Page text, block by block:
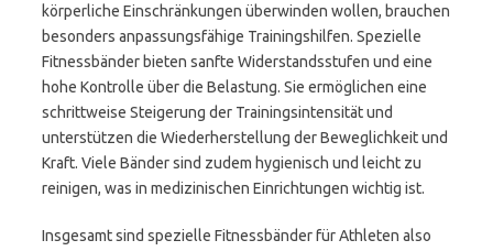
körperliche Einschränkungen überwinden wollen, brauchen
besonders anpassungsfähige Trainingshilfen. Spezielle
Fitnessbänder bieten sanfte Widerstandsstufen und eine
hohe Kontrolle über die Belastung. Sie ermöglichen eine
schrittweise Steigerung der Trainingsintensität und
unterstützen die Wiederherstellung der Beweglichkeit und
Kraft. Viele Bänder sind zudem hygienisch und leicht zu
reinigen, was in medizinischen Einrichtungen wichtig ist.
Insgesamt sind spezielle Fitnessbänder für Athleten also